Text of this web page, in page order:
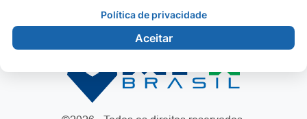
Política de privacidade
Aceitar